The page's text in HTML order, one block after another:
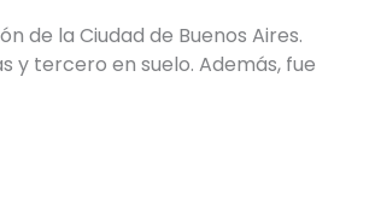
de la Ciudad de Buenos Aires.
y tercero en suelo. Además, fue